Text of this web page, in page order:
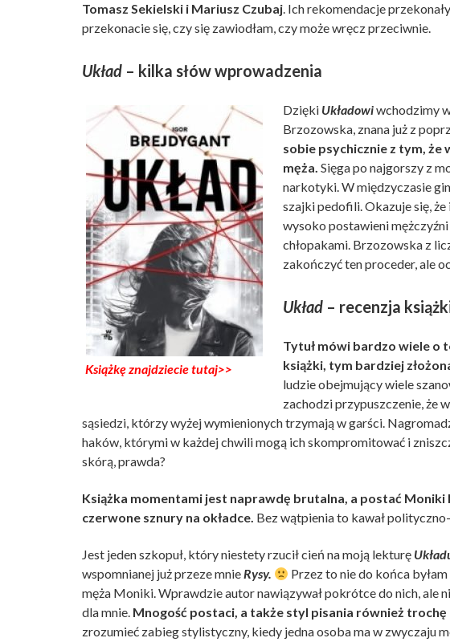
Tomasz Sekielski i Mariusz Czubaj. Ich rekomendacje
przekonacie się, czy się zawiodłam, czy może wręcz przeciwnie.
Układ – kilka słów wprowadzenia
Książkę znajdziecie tutaj>>
Dzięki Układowiwchodzimy
Brzozowska, znana już z
sobie psychicznie z tym, że
męża. Sięga po najgorszy z
narkotyki. W międzyczasie
szajki pedofili. Okazuje się,
wysoko postawieni
chłopakami. Brzozowska z
zakończyć ten proceder, ale
Układ – recenzja
Tytuł mówi bardzo wiele o
książki, tym bardziej
ludzie obejmujący wiele
zachodzi przypuszczenie, że
sąsiedzi, którzy wyżej wymienionych trzymają w garści.
haków, którymi w każdej chwili mogą ich skompromitować i
skórą, prawda?
Książka momentami jest naprawdę brutalna, a postać
czerwone sznury na okładce. Bez wątpienia to kawał
Jest jeden szkopuł, który niestety rzucił cień na moją lekturę
wspomnianej już przeze mnieRysy.
Przez to nie do końca
męża Moniki. Wprawdzie autor nawiązywał pokrótce do nich, ale
dla mnie. Mnogość postaci, a także styl pisania również
zrozumieć zabieg stylistyczny, kiedy jedna osoba ma w zwyczaju